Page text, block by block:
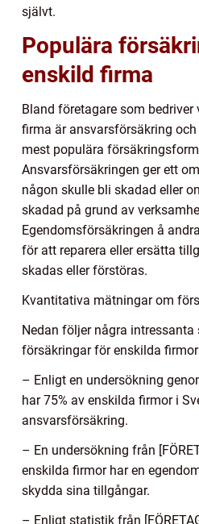
självt.
Populära
enskild firma
Bland företagare som
firma är ansvarsförsäkring
mest populära
Ansvarsförsäkringen ger ett
någon skulle bli skadad eller
skadad på grund av
Egendomsförsäkringen å
för att reparera eller ersätta
skadas eller förstöras.
Kvantitativa mätningar om
Nedan följer några
försäkringar för enskilda
– Enligt en undersökning
har 75% av enskilda firmor i
ansvarsförsäkring.
– En undersökning från
enskilda firmor har en
skydda sina tillgångar.
– Enligt statistik från